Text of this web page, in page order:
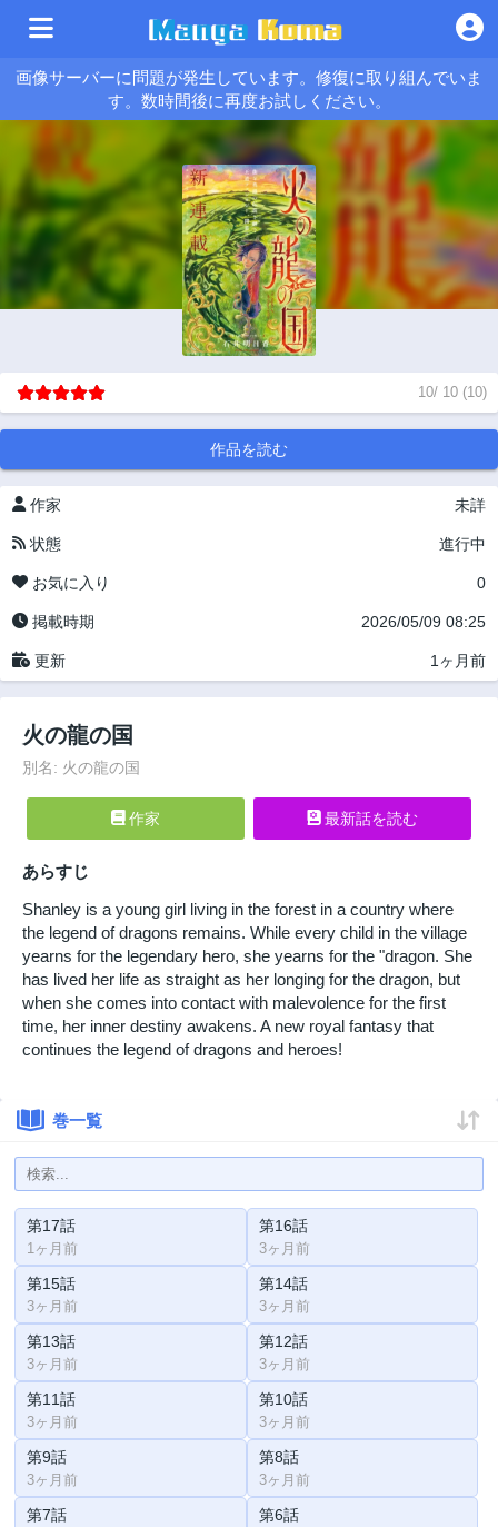
画像サーバーに問題が発生しています。修復に取り組んでいま
す。数時間後に再度お試しください。
10/ 10 (10)
作品を読む
作家 未詳
状態 進行中
お気に入り 0
掲載時期 2026/05/09 08:25
更新 1ヶ月前
火の龍の国
別名: 火の龍の国
作家 最新話を読む
あらすじ
Shanley is a young girl living in the forest in a country where
the legend of dragons remains. While every child in the village
yearns for the legendary hero, she yearns for the "dragon. She
has lived her life as straight as her longing for the dragon, but
when she comes into contact with malevolence for the first
time, her inner destiny awakens. A new royal fantasy that
continues the legend of dragons and heroes!
巻一覧
第17話
1ヶ月前
第16話
3ヶ月前
第15話
3ヶ月前
第14話
3ヶ月前
第13話
3ヶ月前
第12話
3ヶ月前
第11話
3ヶ月前
第10話
3ヶ月前
第9話
3ヶ月前
第8話
3ヶ月前
第7話 第6話